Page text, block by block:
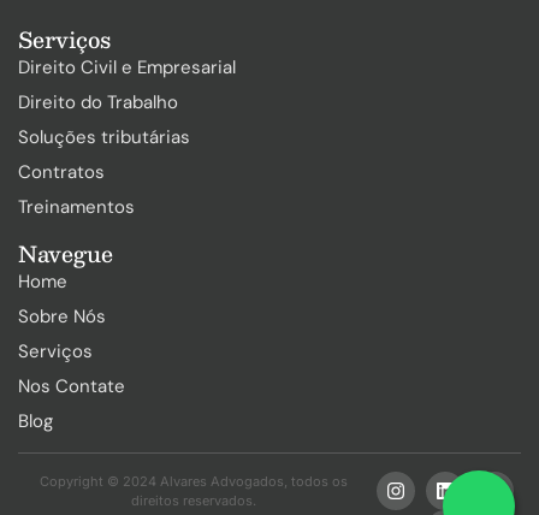
Serviços
Direito Civil e Empresarial
Direito do Trabalho
Soluções tributárias
Contratos
Treinamentos
Navegue
Home
Sobre Nós
Serviços
Nos Contate
Blog
Copyright © 2024 Alvares Advogados, todos os
direitos reservados.